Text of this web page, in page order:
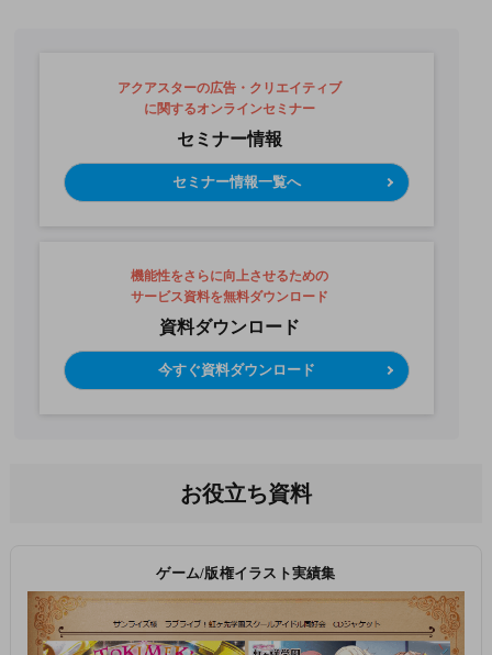
アクアスターの広告・クリエイティブ
に関するオンラインセミナー
セミナー情報
セミナー情報一覧へ
機能性をさらに向上させるための
サービス資料を無料ダウンロード
資料ダウンロード
今すぐ資料ダウンロード
お役立ち資料
ゲーム/版権イラスト実績集